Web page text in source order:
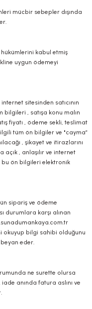
mücbir sebepler dışında
hükümlerini kabul etmiş
uygun ödemeyi
internet sitesinden satıcının
bilgileri , satışa konu malın
fiyatı , ödeme sekli, teslimat
ilgili tüm ön bilgiler ve "cayma”
, şikayet ve itirazlarını
, anlaşılır ve internet
bu ön bilgileri elektronik
sipariş ve ödeme
durumlara karşı alınan
okuyup bilgi sahibi olduğunu
eder.
ne surette olursa
anında fatura aslını ve